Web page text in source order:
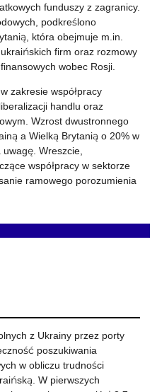
funduszy z zagranicy.
podkreślono
która obejmuje m.in.
firm oraz rozmowy
wobec Rosji.
zakresie współpracy
handlu oraz
Wzrost dwustronnego
a Wielką Brytanią o 20% w
Wreszcie,
współpracy w sektorze
ramowego porozumienia
z Ukrainy przez porty
poszukiwania
w obliczu trudności
W pierwszych